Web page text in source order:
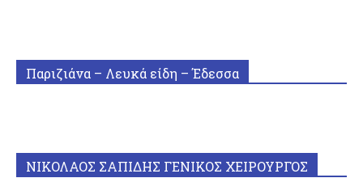
Παριζιάνα – Λευκά είδη – Έδεσσα
ΝΙΚΟΛΑΟΣ ΣΑΠΙΔΗΣ ΓΕΝΙΚΟΣ ΧΕΙΡΟΥΡΓΟΣ